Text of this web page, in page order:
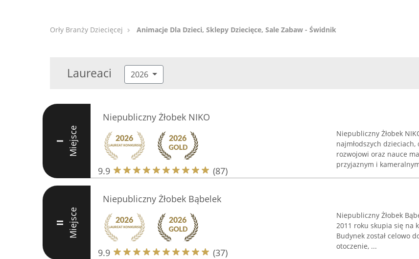
Orły Branży Dziecięcej Animacje Dla Dzieci, Sklepy Dziecięce, Sale Zabaw - Świdnik
Laureaci 2026
I Miejsce
Niepubliczny Żłobek NIKO
9.9 (87)
Niepubliczny Żłobek
najmłodszych
rozwojowi oraz nauce
przyjaznym i
II Miejsce
Niepubliczny Żłobek Bąbelek
9.9 (37)
Niepubliczny Żłobek
2011 roku skupia się na
Budynek został celowo
otoczenie, ...